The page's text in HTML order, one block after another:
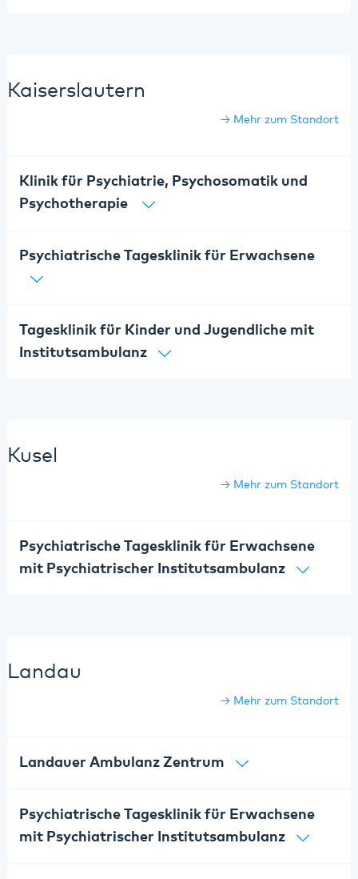
Kaiserslautern
Mehr zum Standort
Klinik für Psychiatrie, Psychosomatik und
Psychotherapie
Psychiatrische Tagesklinik für Erwachsene
Tagesklinik für Kinder und Jugendliche mit
Institutsambulanz
Kusel
Mehr zum Standort
Psychiatrische Tagesklinik für Erwachsene
mit Psychiatrischer Institutsambulanz
Landau
Mehr zum Standort
Landauer Ambulanz Zentrum
Psychiatrische Tagesklinik für Erwachsene
mit Psychiatrischer Institutsambulanz